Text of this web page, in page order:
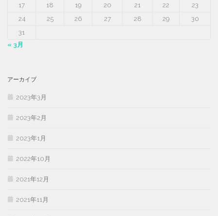
17
18 19 20 21 22
23
24
25 26 27 28 29
30
31
« 3月
アーカイブ
2023年3月
2023年2月
2023年1月
2022年10月
2021年12月
2021年11月